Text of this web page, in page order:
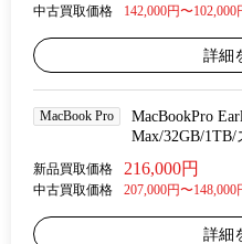
中古買取価格 142,000円〜102,000
詳細
MacBook Pro
MacBookPro
Max/32GB/
新品買取価格 216,000円
中古買取価格 207,000円〜148,000
詳細